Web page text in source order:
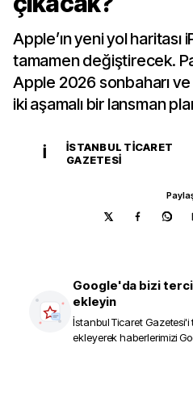
Apple’ın yeni yol haritası
tamamen değiştirecek.
Apple 2026 sonbaharı ve
iki aşamalı bir lansman
İ
İSTANBUL TICARET
GAZETESI
Google'da bizi
ekleyin
İstanbul Ticaret Gazetesi'i
ekleyerek haberlerimizi